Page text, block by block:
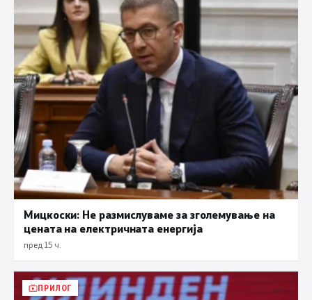
Мицкоски: Не размислуваме за зголемување на
цената на електричната енергија
пред 15 ч.
ПРИЛОГ